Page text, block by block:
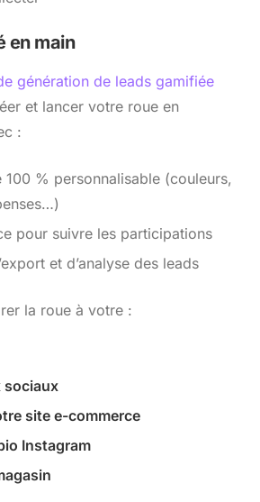
en main
génération de leads gamifiée
et lancer votre roue en
:
100 % personnalisable (couleurs,
pour suivre les participations
et d’analyse des leads
la roue à votre :
sociaux
site e-commerce
Instagram